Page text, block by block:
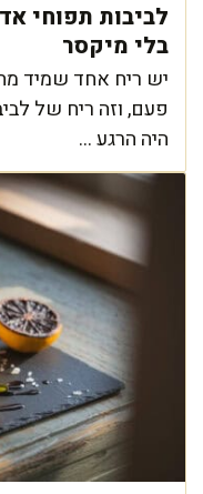
בלי מיקסר
יש ריח אחד שמיד
פעם, וזה ריח של
היה הרגע ...